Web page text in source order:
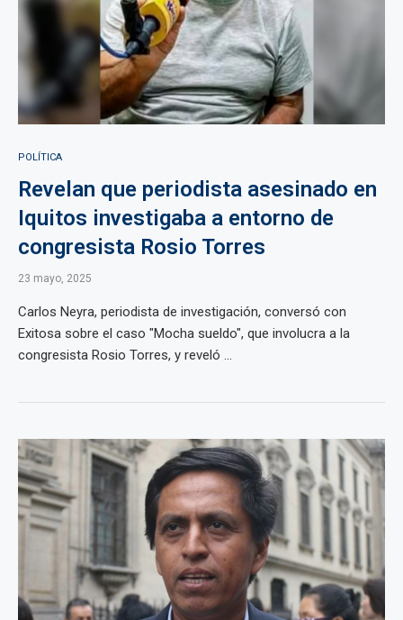
POLÍTICA
Revelan que periodista asesinado en
Iquitos investigaba a entorno de
congresista Rosio Torres
23 mayo, 2025
Carlos Neyra, periodista de investigación, conversó con
Exitosa sobre el caso "Mocha sueldo", que involucra a la
congresista Rosio Torres, y reveló ...